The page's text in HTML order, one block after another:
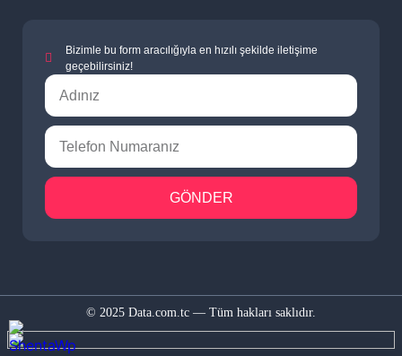
Bizimle bu form aracılığıyla en hızılı şekilde iletişime
geçebilirsiniz!
GÖNDER
© 2025 Data.com.tc — Tüm hakları saklıdır.